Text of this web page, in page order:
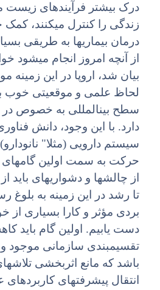
درک بیشتر فرآیندهای زیست
زندگی را کنترل میکنند، کمک
درمان بیماریها به طریقی
از آنچه امروز انجام میشود
بیان شد، اروپا در این زمینه
لحاظ علمی و موقعیتی خوب
سطح بینالمللی به خصوص در
دارد. با این وجود، دانش
سیستم دارویی (مثلا"
حرکت به سمت اولین
از چالشها و دشواریهای باید
تا رشد در این زمینه به بلوغ
بردی مؤثر و کارا بسیاری
دست یابیم. اولین گام باید
تقسیمبندی سازمانی موجود
باشد که مانع اثربخشی
انتقال پیشرفتهای